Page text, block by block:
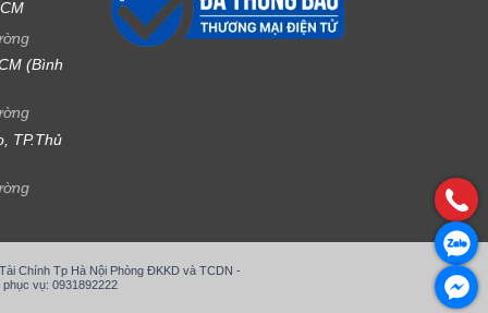
(Bình
TP.Thủ
Chính Tp Hà Nội Phòng ĐKKD và TCDN -
vụ: 0931892222